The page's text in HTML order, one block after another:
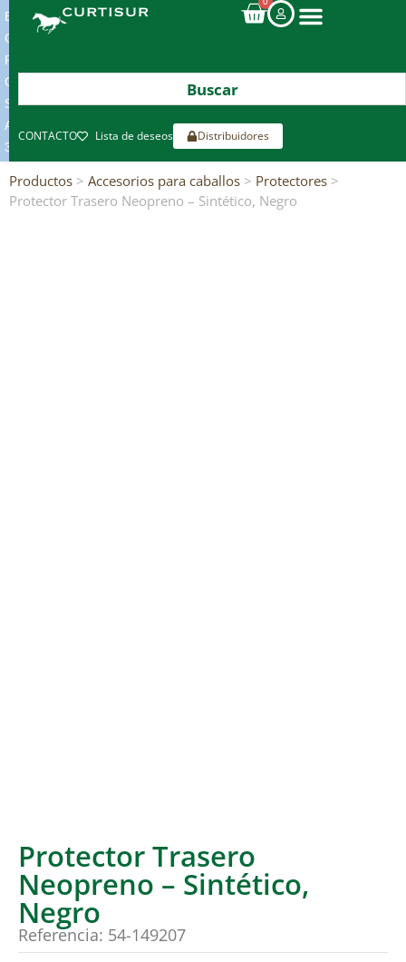
ENVIOS
GRATIS
POR
COMPRAS
SUPERIORES
A
300€*
CONTACTO Lista de deseos Distribuidores
Productos > Accesorios para caballos > Protectores >
Protector Trasero Neopreno – Sintético, Negro
Protector Trasero
Neopreno – Sintético,
Negro
Referencia: 54-149207